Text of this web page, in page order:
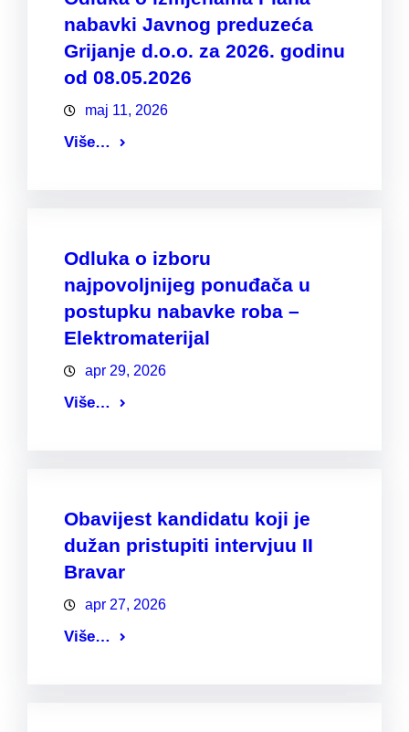
nabavki Javnog preduzeća
Grijanje d.o.o. za 2026. godinu
od 08.05.2026
maj 11, 2026
Više…
Odluka o izboru
najpovoljnijeg ponuđača u
postupku nabavke roba –
Elektromaterijal
apr 29, 2026
Više…
Obavijest kandidatu koji je
dužan pristupiti intervjuu II
Bravar
apr 27, 2026
Više…